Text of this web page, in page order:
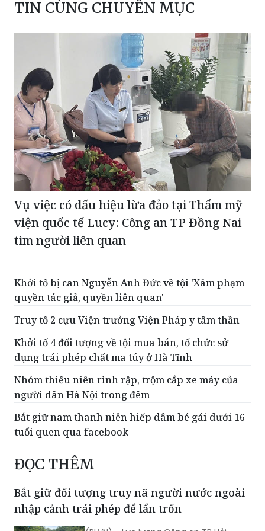
TIN CÙNG CHUYÊN MỤC
Vụ việc có dấu hiệu lừa đảo tại Thẩm mỹ
tìm người liên quan
Khởi tố bị can Nguyễn Anh Đức về tội 'Xâm phạm
quyền tác giả, quyền liên quan'
Truy tố 2 cựu Viện trưởng Viện Pháp y tâm thần
Khởi tố 4 đối tượng về tội mua bán, tổ chức sử
dụng trái phép chất ma túy ở Hà Tĩnh
Nhóm thiếu niên rình rập, trộm cắp xe máy của
người dân Hà Nội trong đêm
Bắt giữ nam thanh niên hiếp dâm bé gái dưới 16
tuổi quen qua facebook
ĐỌC THÊM